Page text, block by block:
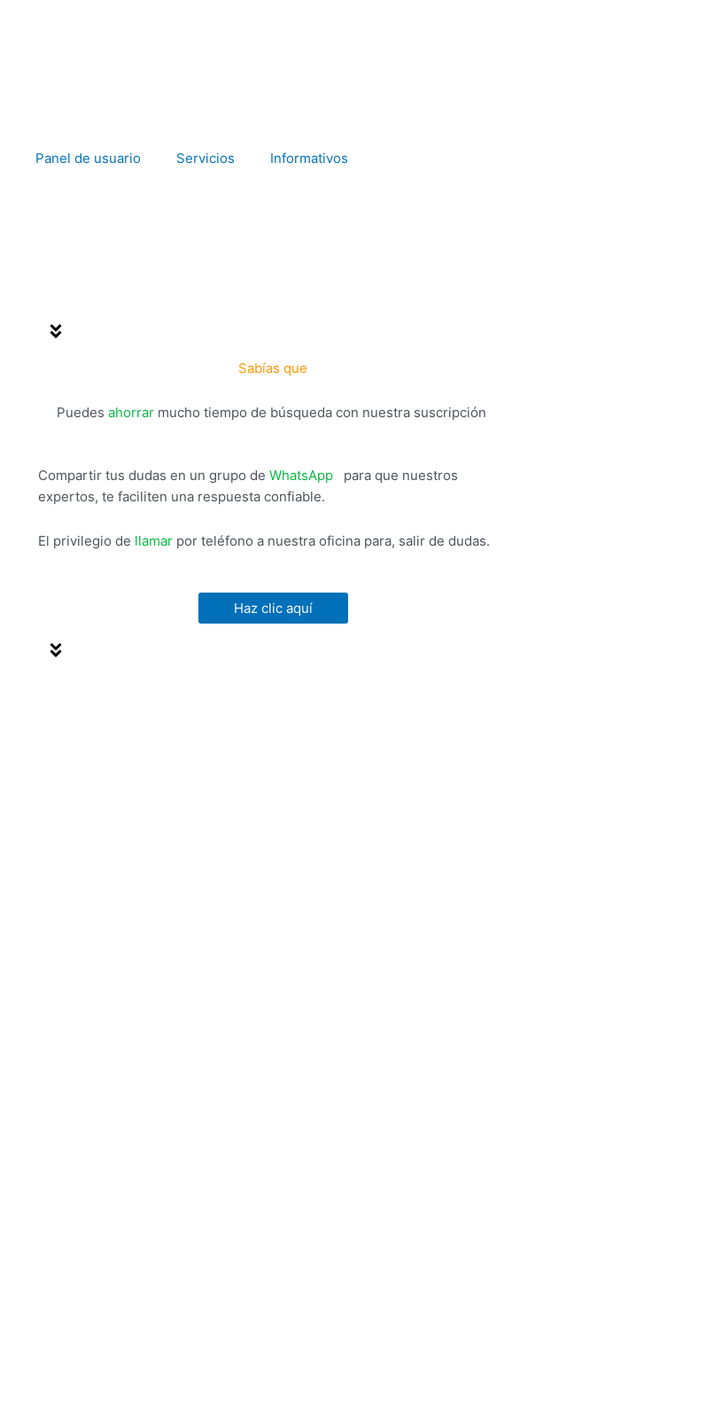
Panel de usuario Servicios Informativos
Sabías que
Puedes ahorrarmucho tiempo de búsqueda con nuestra suscripción
Compartir tus dudas en un grupo de WhatsApp
para que nuestros
expertos, te faciliten una respuesta confiable.
El privilegio de llamar por teléfono a nuestra oficina para, salir de dudas.
Haz clic aquí